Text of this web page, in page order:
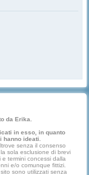
da Erika.
in esso, in quanto
ideati.
senza il consenso
sola esclusione di brevi
termini concessi dalla
e/o comunque fittizi.
sono utilizzati senza